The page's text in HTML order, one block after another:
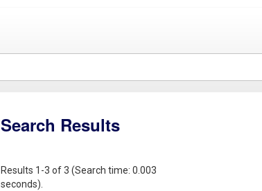
Search Results
Results 1-3 of 3 (Search time: 0.003
seconds).